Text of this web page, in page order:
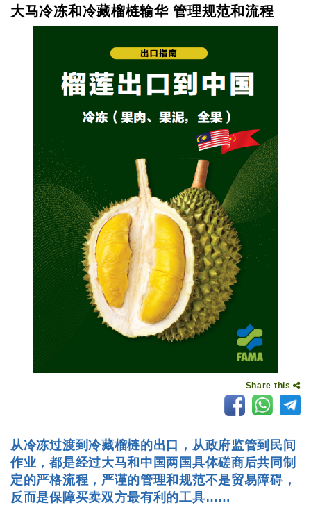
大马冷冻和冷藏榴梿输华 管理规范和流程
Share this
从冷冻过渡到冷藏榴梿的出口，从政府监管到民间
作业，都是经过大马和中国两国具体磋商后共同制
定的严格流程，严谨的管理和规范不是贸易障碍，
反而是保障买卖双方最有利的工具……